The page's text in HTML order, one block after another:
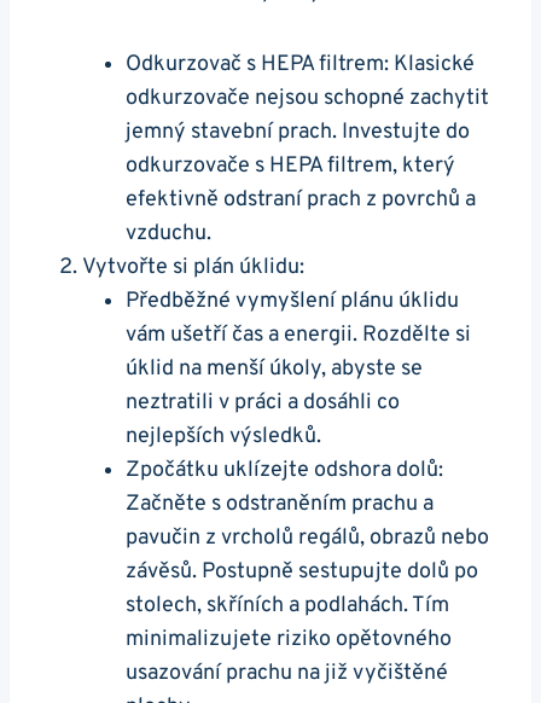
Odkurzovač s HEPA filtrem: Klasické
odkurzovače nejsou schopné zachytit
jemný stavební prach. Investujte do
odkurzovače s HEPA filtrem, který
efektivně odstraní prach z povrchů a
vzduchu.
Vytvořte si plán úklidu:
Předběžné vymyšlení plánu úklidu
vám ušetří čas a energii. Rozdělte si
úklid na menší úkoly, abyste se
neztratili v práci a dosáhli co
nejlepších výsledků.
Zpočátku uklízejte odshora dolů:
Začněte s odstraněním prachu a
pavučin z vrcholů regálů, obrazů nebo
závěsů. Postupně sestupujte dolů po
stolech, skříních a podlahách. Tím
minimalizujete riziko opětovného
usazování prachu na již vyčištěné